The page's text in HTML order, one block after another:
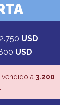
USD
USD
a 3.200